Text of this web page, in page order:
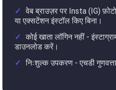
वेब ब्राउज़र पर Insta (IG)
या एक्सटेंशन इंस्टॉल किए बिना।
कोई खाता लॉगिन नहीं -
डाउनलोड करें।
निःशुल्क उपकरण - एचडी